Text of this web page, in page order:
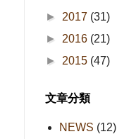
► 2017 (31)
► 2016 (21)
► 2015 (47)
文章分類
NEWS (12)